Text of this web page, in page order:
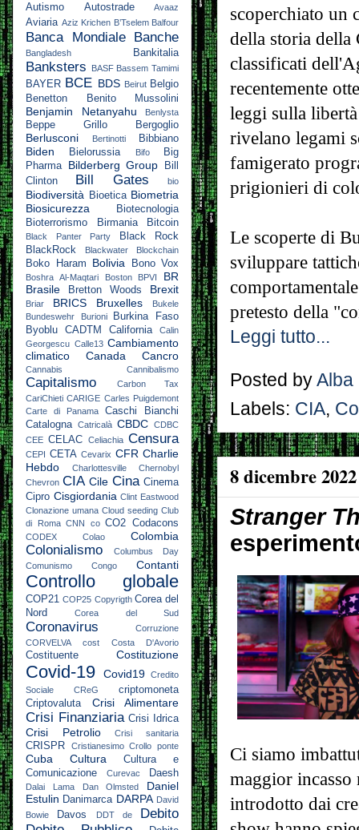
scoperchiato un
della storia
classificati
recentemente
leggi sulla
rivelano legami
famigerato
prigionieri di
Le scoperte di
sviluppare
pretesto della
Leggi tutto...
Posted by Alba
Labels: CIA,
8 dicembre 2022
Stranger
Ci siamo
maggior incasso
introdotto dai
Autismo
Autostrade Avaaz
Aviaria Aziz Krichen B’Tselem Balfour
Banca Mondiale Banche
Bangladesh Bankitalia
Banksters BASF Bassem Tamimi
BAYER BCE BDS Beirut Belgio
Benetton
Benito Mussolini
Benjamin Netanyahu Benlysta
Beppe Grillo Bergoglio
Berlusconi Bertinotti Bibbiano
Biden Bielorussia Bifo
Big
Pharma
Bilderberg Group
Bill
Clinton
Bill Gates bio
Biodiversità Bioetica Biometria
Biosicurezza
Biotecnologia
Bioterrorismo
Birmania Bitcoin
Black Panter Party
Black Rock
BlackRock
Blackwater Blockchain
Boko Haram Bolivia Bono Vox
Boshra Al-Maqtari Boston BPVI
BR
Brasile
Bretton Woods Brexit
Briar BRICS Bruxelles
Bukele
Bundeswehr
Burioni
Burkina Faso
Byoblu
CADTM California
Calin
Georgescu Calle13 Cambiamento
climatico
Canada Cancro
Cannabis Cannibalismo
Capitalismo
Carbon Tax
CariChieti CARIGE Carles Puigdemont
Carte di Panama
Caschi Bianchi
Catalogna Catricalà CBDC CDBC
CEE CELAC Celiachia Censura
CEPI CETA Cevarix CFR Charlie
Hebdo
Charlottesville
Chernobyl
Chevron CIA Cile Cina Cinema
Cipro Cisgiordania Clint Eastwood
Clonazione umana Cloud seeding Club
di Roma CNN co CO2 Codacons
CODEX Colao Colombia
Colonialismo
Columbus Day
Comunismo
Congo Contanti
Controllo globale
COP21 COP25 Copyrigth Corea del
Nord
Corea del Sud
Coronavirus
Corruzione
CORVELVA
cost Costa D'Avorio
Costituente Costituzione
Covid-19 Covid19
Credito
Sociale
CReG
criptomoneta
Criptovaluta
Crisi Alimentare
Crisi Finanziaria Crisi Idrica
Crisi Petrolio Crisi sanitaria
CRISPR Cristianesimo Crollo ponte
Cuba Cultura
Cultura e
Comunicazione
Curevac Daesh
Dalai Lama Dan Olmsted
Daniel
Estulin Danimarca DARPA David
Bowie
Davos DDT de
Debito